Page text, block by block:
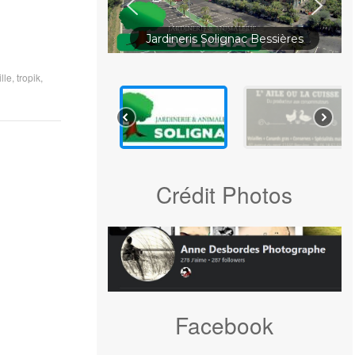
tropik
Jardineris Solignac Bessières
Crédit Photos
Facebook